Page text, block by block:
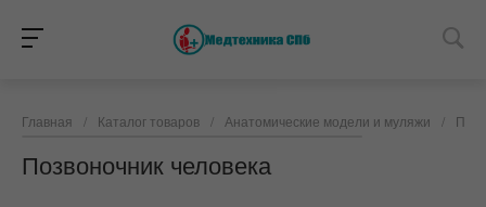
Главная / Каталог товаров / Анатомические модели и муляжи /
Позвоночник человека